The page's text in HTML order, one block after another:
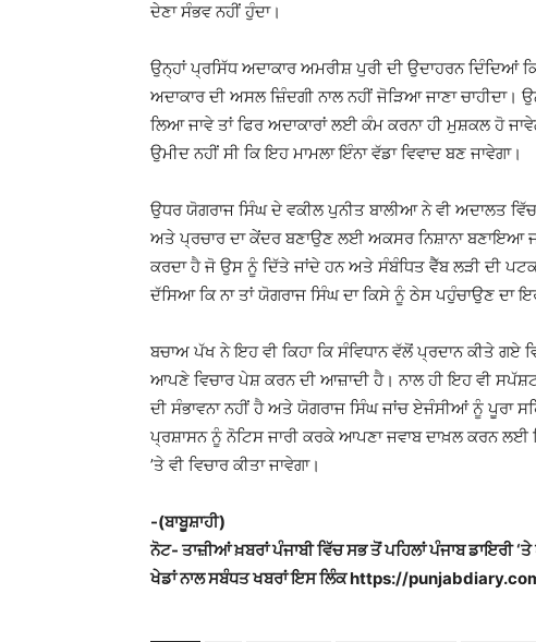
ਦੇਣਾ ਸੰਭਵ ਨਹੀਂ ਹੁੰਦਾ।
ਉਨ੍ਹਾਂ ਪ੍ਰਸਿੱਧ ਅਦਾਕਾਰ ਅਮਰੀਸ਼ ਪੁਰੀ ਦੀ ਉਦਾਹਰਨ ਦਿੰਦਿਆਂ
ਅਦਾਕਾਰ ਦੀ ਅਸਲ ਜ਼ਿੰਦਗੀ ਨਾਲ ਨਹੀਂ ਜੋੜਿਆ ਜਾਣਾ ਚਾਹੀਦਾ।
ਲਿਆ ਜਾਵੇ ਤਾਂ ਫਿਰ ਅਦਾਕਾਰਾਂ ਲਈ ਕੰਮ ਕਰਨਾ ਹੀ ਮੁਸ਼ਕਲ ਹੋ
ਉਮੀਦ ਨਹੀਂ ਸੀ ਕਿ ਇਹ ਮਾਮਲਾ ਇੰਨਾ ਵੱਡਾ ਵਿਵਾਦ ਬਣ ਜਾਵੇਗਾ।
ਉਧਰ ਯੋਗਰਾਜ ਸਿੰਘ ਦੇ ਵਕੀਲ ਪੁਨੀਤ ਬਾਲੀਆ ਨੇ ਵੀ ਅਦਾਲਤ
ਅਤੇ ਪ੍ਰਚਾਰ ਦਾ ਕੇਂਦਰ ਬਣਾਉਣ ਲਈ ਅਕਸਰ ਨਿਸ਼ਾਨਾ ਬਣਾਇਆ
ਕਰਦਾ ਹੈ ਜੋ ਉਸ ਨੂੰ ਦਿੱਤੇ ਜਾਂਦੇ ਹਨ ਅਤੇ ਸੰਬੰਧਿਤ ਵੈੱਬ ਲੜੀ ਦੀ
ਦੱਸਿਆ ਕਿ ਨਾ ਤਾਂ ਯੋਗਰਾਜ ਸਿੰਘ ਦਾ ਕਿਸੇ ਨੂੰ ਠੇਸ ਪਹੁੰਚਾਉਣ ਦਾ
ਬਚਾਅ ਪੱਖ ਨੇ ਇਹ ਵੀ ਕਿਹਾ ਕਿ ਸੰਵਿਧਾਨ ਵੱਲੋਂ ਪ੍ਰਦਾਨ ਕੀਤੇ
ਆਪਣੇ ਵਿਚਾਰ ਪੇਸ਼ ਕਰਨ ਦੀ ਆਜ਼ਾਦੀ ਹੈ। ਨਾਲ ਹੀ ਇਹ ਵੀ
ਦੀ ਸੰਭਾਵਨਾ ਨਹੀਂ ਹੈ ਅਤੇ ਯੋਗਰਾਜ ਸਿੰਘ ਜਾਂਚ ਏਜੰਸੀਆਂ ਨੂੰ
ਪ੍ਰਸ਼ਾਸਨ ਨੂੰ ਨੋਟਿਸ ਜਾਰੀ ਕਰਕੇ ਆਪਣਾ ਜਵਾਬ ਦਾਖ਼ਲ ਕਰਨ
’ਤੇ ਵੀ ਵਿਚਾਰ ਕੀਤਾ ਜਾਵੇਗਾ।
-(ਬਾਬੂਸ਼ਾਹੀ)
ਨੋਟ- ਤਾਜ਼ੀਆਂ ਖ਼ਬਰਾਂ ਪੰਜਾਬੀ ਵਿੱਚ ਸਭ ਤੋਂ ਪਹਿਲਾਂ ਪੰਜਾਬ
ਖੇਡਾਂ ਨਾਲ ਸਬੰਧਤ ਖਬਰਾਂ ਇਸ ਲਿੰਕ https://